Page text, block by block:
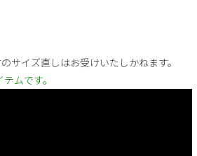
サイズ直しはお受けいたしかねます。
ムです。